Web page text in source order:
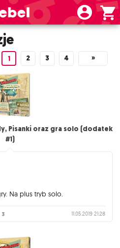
1 2 3 4 »
Pisanki oraz gra solo (dodatek
#1)
Na plus tryb solo.
3 11.05.2019 21:28